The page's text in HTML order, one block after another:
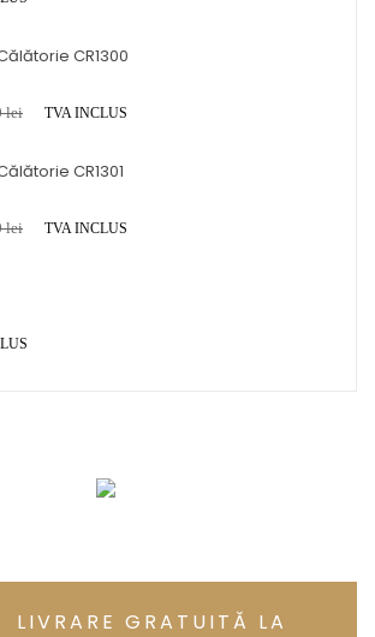
CR1300
lei TVA INCLUS
CR1301
lei TVA INCLUS
LIVRARE GRATUITĂ LA